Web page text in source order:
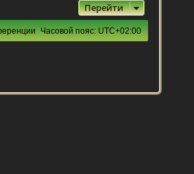
Перейти
Часовой пояс:UTC+02:00